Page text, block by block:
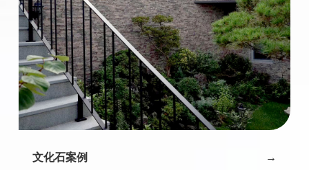
文化石案例